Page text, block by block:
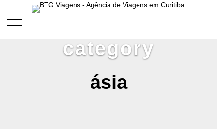
category
ásia